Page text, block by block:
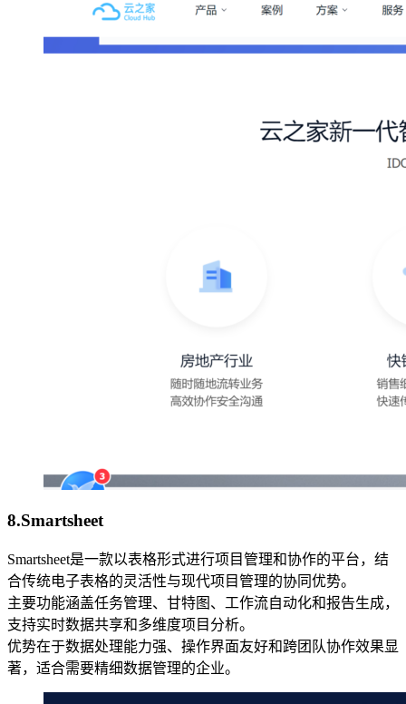
8.Smartsheet
Smartsheet是一款以表格形式进行项目管理和协作的平台，结
合传统电子表格的灵活性与现代项目管理的协同优势。
主要功能涵盖任务管理、甘特图、工作流自动化和报告生成，
支持实时数据共享和多维度项目分析。
优势在于数据处理能力强、操作界面友好和跨团队协作效果显
著，适合需要精细数据管理的企业。